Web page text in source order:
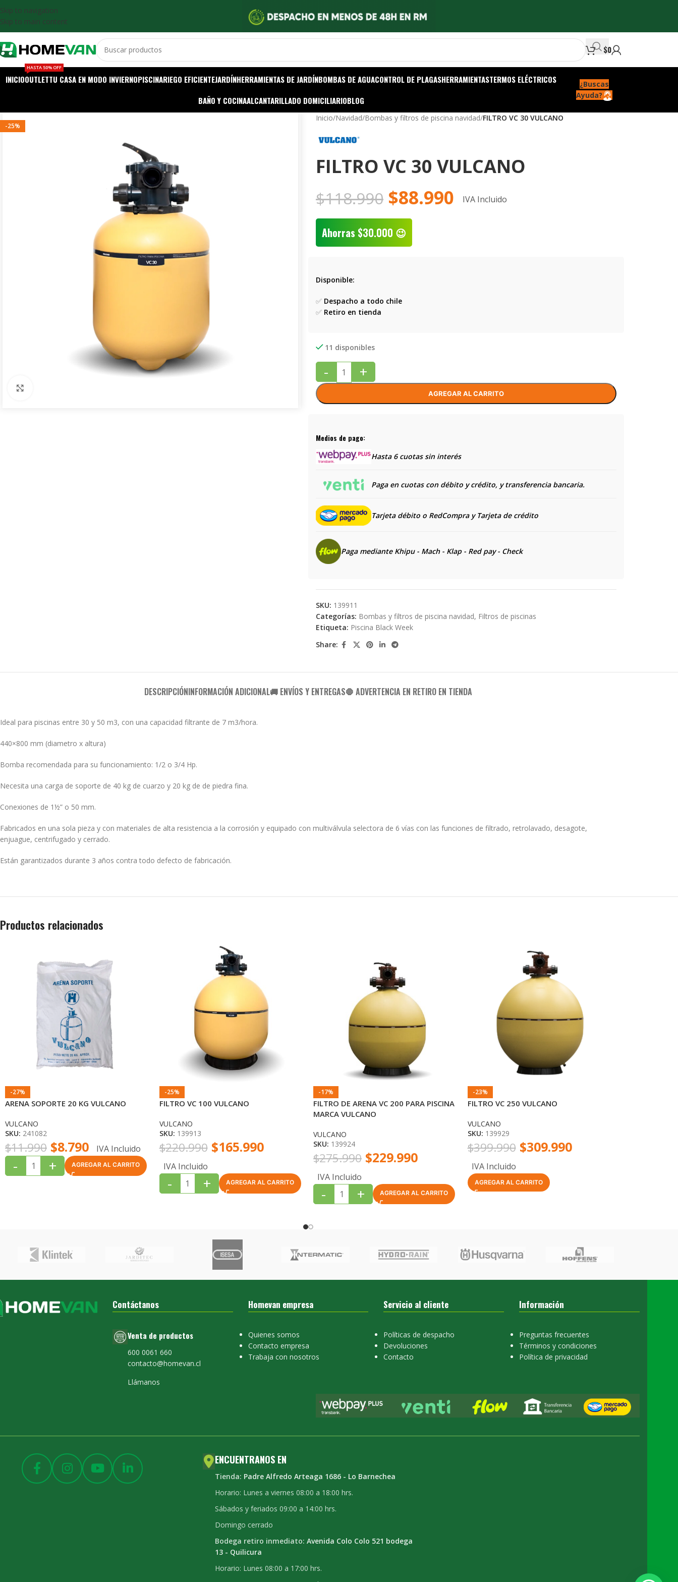
Skip to navigation
Skip to main content
$0
INICIOOUTLET
HASTA 50% OFF
TU CASA EN MODO INVIERNOPISCINARIEGO EFICIENTEJARDÍNHERRAMIENTAS DE JARDÍNBOMBAS DE AGUACONTROL DE PLAGASHERRAMIENTASTERMOS ELÉCTRICOS
BAÑO Y COCINAALCANTARILLADO DOMICILIARIOBLOG
¿Buscas
Ayuda?
-25%
Inicio/Navidad/Bombas y filtros de piscina navidad/FILTRO VC 30 VULCANO
FILTRO VC 30 VULCANO
$118.990 $88.990 IVA Incluido
Ahorras $30.000 😉
Disponible:
✅ Despacho a todo chile
✅ Retiro en tienda
11 disponibles
- +
AGREGAR AL CARRITO
Medios de pago:
Hasta 6 cuotas sin interés
Paga en cuotas con débito y crédito, y transferencia bancaria.
Tarjeta débito o RedCompra y Tarjeta de crédito
Paga mediante Khipu - Mach - Klap - Red pay - Check
SKU: 139911
Categorías: Bombas y filtros de piscina navidad, Filtros de piscinas
Etiqueta: Piscina Black Week
Share:
DESCRIPCIÓNINFORMACIÓN ADICIONAL🚚 ENVÍOS Y ENTREGAS🛑 ADVERTENCIA EN RETIRO EN TIENDA
Ideal para piscinas entre 30 y 50 m3, con una capacidad filtrante de 7 m3/hora.
440×800 mm (diametro x altura)
Bomba recomendada para su funcionamiento: 1/2 o 3/4 Hp.
Necesita una carga de soporte de 40 kg de cuarzo y 20 kg de de piedra fina.
Conexiones de 1½” o 50 mm.
Fabricados en una sola pieza y con materiales de alta resistencia a la corrosión y equipado con multiválvula selectora de 6 vías con las funciones de filtrado, retrolavado, desagote,
enjuague, centrifugado y cerrado.
Están garantizados durante 3 años contra todo defecto de fabricación.
Productos relacionados
-27%
ARENA SOPORTE 20 KG VULCANO
VULCANO
SKU: 241082
$11.990 $8.790 IVA Incluido
- + AGREGAR AL CARRITO
-25%
FILTRO VC 100 VULCANO
VULCANO
SKU: 139913
$220.990 $165.990
IVA Incluido
- + AGREGAR AL CARRITO
-17%
FILTRO DE ARENA VC 200 PARA PISCINA
MARCA VULCANO
VULCANO
SKU: 139924
$275.990 $229.990
IVA Incluido
- + AGREGAR AL CARRITO
-23%
FILTRO VC 250 VULCANO
VULCANO
SKU: 139929
$399.990 $309.990
IVA Incluido
AGREGAR AL CARRITO
Contáctanos
Venta de productos
600 0061 660
contacto@homevan.cl
Llámanos
Homevan empresa
Quienes somos
Contacto empresa
Trabaja con nosotros
Servicio al cliente
Políticas de despacho
Devoluciones
Contacto
Información
Preguntas frecuentes
Términos y condiciones
Política de privacidad
ENCUENTRANOS EN
Tienda: Padre Alfredo Arteaga 1686 - Lo Barnechea
Horario: Lunes a viernes 08:00 a 18:00 hrs.
Sábados y feriados 09:00 a 14:00 hrs.
Domingo cerrado
Bodega retiro inmediato: Avenida Colo Colo 521 bodega
13 - Quilicura
Horario: Lunes 08:00 a 17:00 hrs.